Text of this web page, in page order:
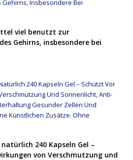
viel benutzt zur
Gehirns, insbesondere bei
240 Kapseln Gel –
von Verschmutzung und